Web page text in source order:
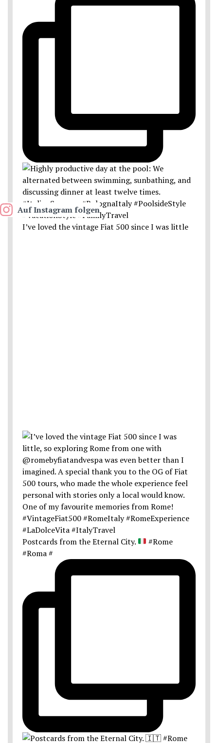
I’ve loved the vintage Fiat 500 since I was little
Postcards from the Eternal City.
#Rome
#Roma #
Auf Instagram folgen